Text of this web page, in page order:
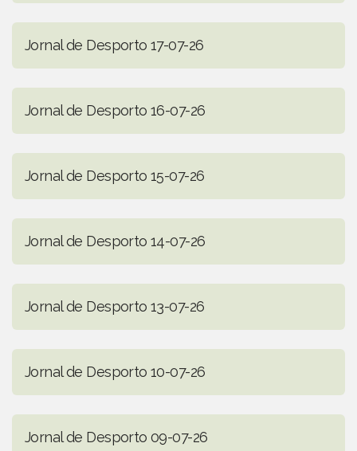
Jornal de Desporto 17-07-26
Jornal de Desporto 16-07-26
Jornal de Desporto 15-07-26
Jornal de Desporto 14-07-26
Jornal de Desporto 13-07-26
Jornal de Desporto 10-07-26
Jornal de Desporto 09-07-26